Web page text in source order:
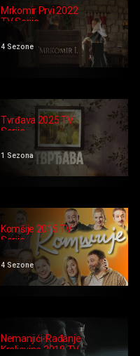
Mrkomir Prvi 2022
TV Serija
4 Sezone
Tvrđava 2025 TV
Serija
1 Sezona
Komšije 2015 TV
Serija
4 Sezone
Nemanjići-Rađanje
Kraljevine 2018 TV